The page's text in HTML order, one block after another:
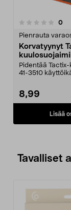
0
Pienrauta
Korvatyynyt
Pidentää
41-3510
8,99
Lisää
Tavalliset